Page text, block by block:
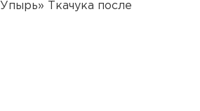
Ткачука после